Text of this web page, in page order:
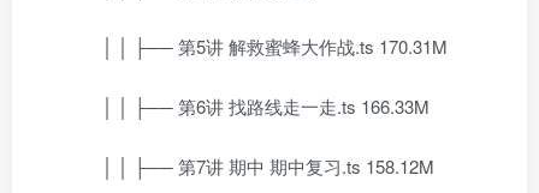
│ │ ├── 第5讲 解救蜜蜂大作战.ts 170.31M
│ │ ├── 第6讲 找路线走一走.ts 166.33M
│ │ ├── 第7讲 期中 期中复习.ts 158.12M